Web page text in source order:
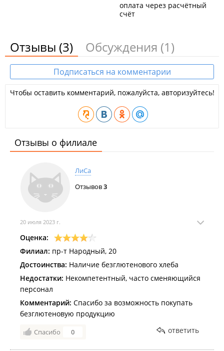
оплата через расчётный
счёт
Отзывы (3) Обсуждения (1)
Подписаться на комментарии
Чтобы оставить комментарий, пожалуйста, авторизуйтесь!
Отзывы о филиале
ЛиСа
Отзывов3
20 июля 2023 г.
Оценка:
Филиал: пр-т Народный, 20
Достоинства: Наличие безглютенового хлеба
Недостатки: Некомпетентный, часто сменяющийся
персонал
Комментарий: Спасибо за возможность покупать
безглютеновую продукцию
Спасибо 0 ответить